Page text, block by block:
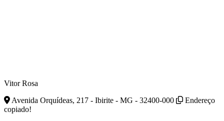
Vitor Rosa
Avenida Orquídeas, 217 - Ibirite - MG - 32400-000
Endereço
copiado!